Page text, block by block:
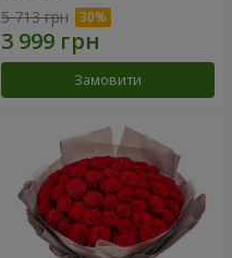
5 713 грн
Замовити